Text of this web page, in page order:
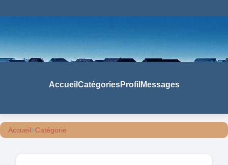
Accueil CatégoriesProfil Messages
Accueil>Catégorie